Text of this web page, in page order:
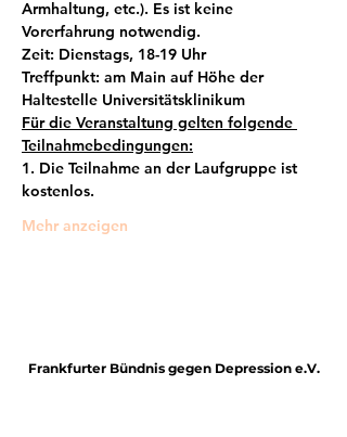
Armhaltung, etc.). Es ist keine
Vorerfahrung notwendig.
Zeit: Dienstags, 18-19 Uhr
Treffpunkt: am Main auf Höhe der
Haltestelle Universitätsklinikum
Für die Veranstaltung gelten folgende
Teilnahmebedingungen:
1. Die Teilnahme an der Laufgruppe ist
kostenlos.
Mehr anzeigen
Frankfurter Bündnis gegen Depression e.V.